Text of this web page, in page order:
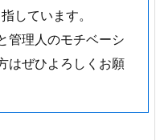
しています。
管理人のモチベーシ
はぜひよろしくお願